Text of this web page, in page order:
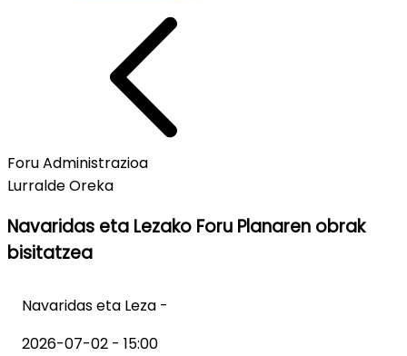
Foru Administrazioa
Lurralde Oreka
Navaridas eta Lezako Foru Planaren obrak
bisitatzea
Navaridas eta Leza -
2026-07-02 - 15:00